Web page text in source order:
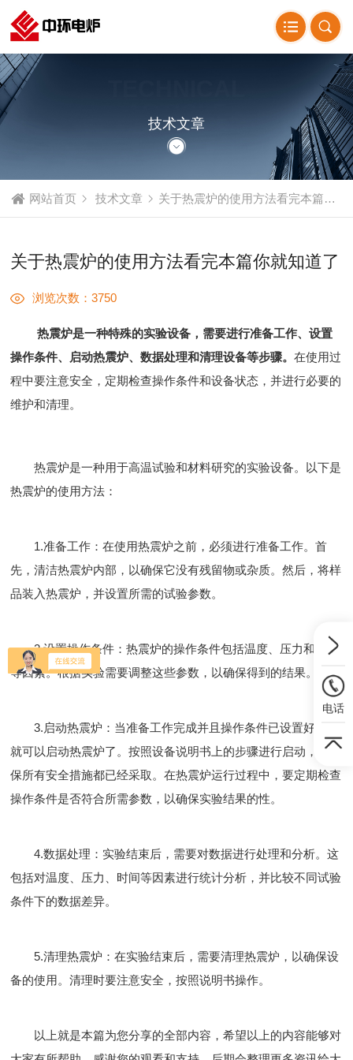
ARTICLE
技术文章
网站首页 技术文章 关于热震炉的使用方法看完本篇你就知道了
关于热震炉的使用方法看完本篇你就知道了
浏览次数：3750
热震炉是一种特殊的实验设备，需要进行准备工作、设置
操作条件、启动热震炉、数据处理和清理设备等步骤。在使用过
程中要注意安全，定期检查操作条件和设备状态，并进行必要的
维护和清理。
热震炉是一种用于高温试验和材料研究的实验设备。以下是
热震炉的使用方法：
1.准备工作：在使用热震炉之前，必须进行准备工作。首
先，清洁热震炉内部，以确保它没有残留物或杂质。然后，将样
品装入热震炉，并设置所需的试验参数。
2.设置操作条件：热震炉的操作条件包括温度、压力和气氛
等因素。根据实验需要调整这些参数，以确保得到的结果。
3.启动热震炉：当准备工作完成并且操作条件已设置好后，
就可以启动热震炉了。按照设备说明书上的步骤进行启动，并确
保所有安全措施都已经采取。在热震炉运行过程中，要定期检查
操作条件是否符合所需参数，以确保实验结果的性。
4.数据处理：实验结束后，需要对数据进行处理和分析。这
包括对温度、压力、时间等因素进行统计分析，并比较不同试验
条件下的数据差异。
5.清理热震炉：在实验结束后，需要清理热震炉，以确保设
备的使用。清理时要注意安全，按照说明书操作。
以上就是本篇为您分享的全部内容，希望以上的内容能够对
电话